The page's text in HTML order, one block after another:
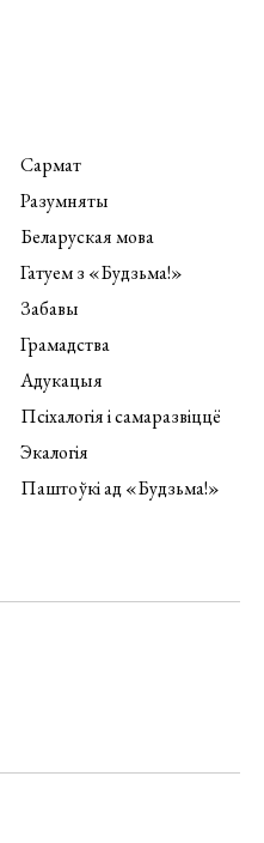
Сармат
Разумняты
Беларуская мова
Гатуем з «Будзьма!»
Забавы
Грамадства
Адукацыя
Псіхалогія і самаразвіццё
Экалогія
Паштоўкі ад «Будзьма!»